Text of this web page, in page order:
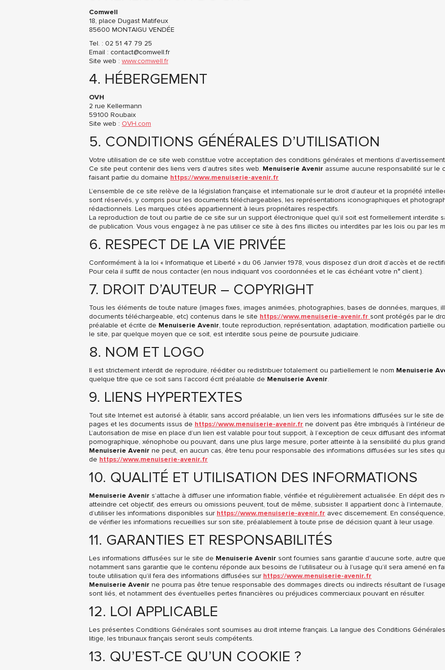
Comwell
18, place Dugast Matifeux
85600 MONTAIGU VENDÉE
Tel. : 02 51 47 79 25
Email : contact@comwell.fr
Site web : www.comwell.fr
4. HÉBERGEMENT
OVH
2 rue Kellermann
59100 Roubaix
Site web : OVH.com
5. CONDITIONS GÉNÉRALES D’UTILISATION
Votre utilisation de ce site web constitue votre acceptation des conditions générales et mentions
Ce site peut contenir des liens vers d’autres sites web. Menuiserie Avenir assume aucune responsabilité sur
faisant partie du domaine https://www.menuiserie-avenir.fr
L’ensemble de ce site relève de la législation française et internationale sur le droit d’auteur et la propriété
sont réservés, y compris pour les documents téléchargeables, les représentations iconographiques et
rédactionnels. Les marques citées appartiennent à leurs propriétaires respectifs.
La reproduction de tout ou partie de ce site sur un support électronique quel qu’il soit est formellement interdite
de publication. Vous vous engagez à ne pas utiliser ce site à des fins illicites ou interdites par les lois ou par les
6. RESPECT DE LA VIE PRIVÉE
Conformément à la loi « Informatique et Liberté » du 06 Janvier 1978, vous disposez d’un droit d’accès et de
Pour cela il suffit de nous contacter (en nous indiquant vos coordonnées et le cas échéant votre n° client.).
7. DROIT D’AUTEUR – COPYRIGHT
Tous les éléments de toute nature (images fixes, images animées, photographies, bases de données, marques,
documents téléchargeable, etc) contenus dans le site https://www.menuiserie-avenir.fr sont protégés par le
préalable et écrite de Menuiserie Avenir, toute reproduction, représentation, adaptation, modification partielle
le site, par quelque moyen que ce soit, est interdite sous peine de poursuite judiciaire.
8. NOM ET LOGO
Il est strictement interdit de reproduire, rééditer ou redistribuer totalement ou partiellement le nom Menuiserie
quelque titre que ce soit sans l’accord écrit préalable de Menuiserie Avenir.
9. LIENS HYPERTEXTES
Tout site Internet est autorisé à établir, sans accord préalable, un lien vers les informations diffusées sur le site de
pages et les documents issus de https://www.menuiserie-avenir.fr ne doivent pas être imbriqués à l’intérieur
L’autorisation de mise en place d’un lien est valable pour tout support, à l’exception de ceux diffusant des
pornographique, xénophobe ou pouvant, dans une plus large mesure, porter atteinte à la sensibilité du plus
Menuiserie Avenir ne peut, en aucun cas, être tenu pour responsable des informations diffusées sur les sites
de https://www.menuiserie-avenir.fr
10. QUALITÉ ET UTILISATION DES INFORMATIONS
Menuiserie Avenir s’attache à diffuser une information fiable, vérifiée et régulièrement actualisée. En dépit
atteindre cet objectif, des erreurs ou omissions peuvent, tout de même, subsister. Il appartient donc à
d’utiliser les informations disponibles sur https://www.menuiserie-avenir.fr avec discernement. En conséquence,
de vérifier les informations recueillies sur son site, préalablement à toute prise de décision quant à leur usage.
11. GARANTIES ET RESPONSABILITÉS
Les informations diffusées sur le site de Menuiserie Avenir sont fournies sans garantie d’aucune sorte, autre
notamment sans garantie que le contenu réponde aux besoins de l’utilisateur ou à l’usage qu’il sera amené en
toute utilisation qu’il fera des informations diffusées sur https://www.menuiserie-avenir.fr
Menuiserie Avenir ne pourra pas être tenue responsable des dommages directs ou indirects résultant de
sont liés, et notamment des éventuelles pertes financières ou préjudices commerciaux pouvant en résulter.
12. LOI APPLICABLE
Les présentes Conditions Générales sont soumises au droit interne français. La langue des Conditions
litige, les tribunaux français seront seuls compétents.
13. QU’EST-CE QU’UN COOKIE ?